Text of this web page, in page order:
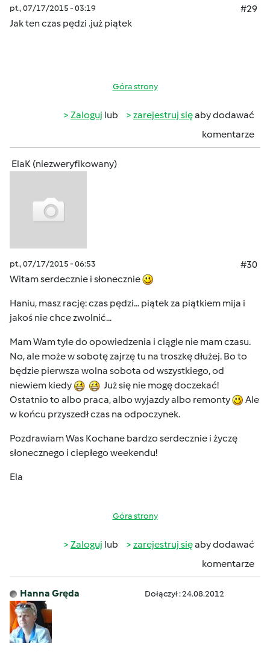
pt., 07/17/2015 - 03:19
#29
Jak ten czas pędzi .już piątek
Góra strony
Zaloguj lub zarejestruj sięaby dodawać
komentarze
ElaK (niezweryfikowany)
pt., 07/17/2015 - 06:53
#30
Witam serdecznie i słonecznie
Haniu, masz rację: czas pędzi... piątek za piątkiem mija i
jakoś nie chce zwolnić...
Mam Wam tyle do opowiedzenia i ciągle nie mam czasu.
No, ale może w sobotę zajrzę tu na troszkę dłużej. Bo to
będzie pierwsza wolna sobota od wszystkiego, od
niewiem kiedy
Już się nie mogę doczekać!
Ostatnio to albo praca, albo wyjazdy albo remonty
Ale
w końcu przyszedł czas na odpoczynek.
Pozdrawiam Was Kochane bardzo serdecznie i życzę
słonecznego i ciepłego weekendu!
Ela
Góra strony
Zaloguj lub zarejestruj sięaby dodawać
komentarze
Hanna Gręda Dołączył : 24.08.2012